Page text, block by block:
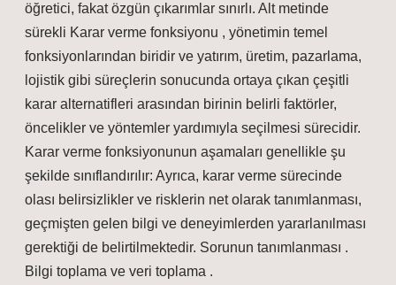
öğretici, fakat özgün çıkarımlar sınırlı. Alt metinde
sürekli Karar verme fonksiyonu , yönetimin temel
fonksiyonlarından biridir ve yatırım, üretim, pazarlama,
lojistik gibi süreçlerin sonucunda ortaya çıkan çeşitli
karar alternatifleri arasından birinin belirli faktörler,
öncelikler ve yöntemler yardımıyla seçilmesi sürecidir.
Karar verme fonksiyonunun aşamaları genellikle şu
şekilde sınıflandırılır: Ayrıca, karar verme sürecinde
olası belirsizlikler ve risklerin net olarak tanımlanması,
geçmişten gelen bilgi ve deneyimlerden yararlanılması
gerektiği de belirtilmektedir. Sorunun tanımlanması .
Bilgi toplama ve veri toplama .